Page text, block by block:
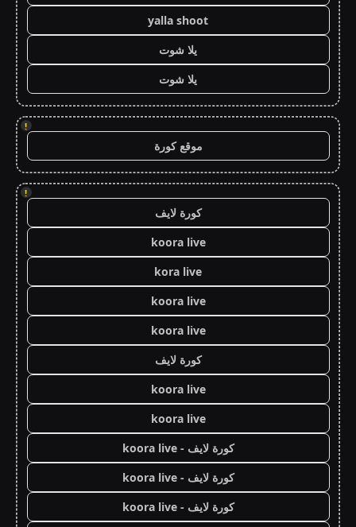
yalla shoot
يلا شوت
يلا شوت
!
موقع كورة
!
كورة لايف
koora live
kora live
koora live
koora live
كورة لايف
koora live
koora live
كورة لايف - koora live
كورة لايف - koora live
كورة لايف - koora live